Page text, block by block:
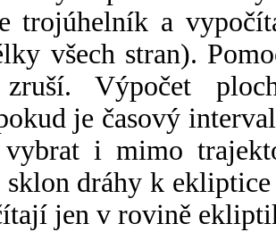
trojúhelník a
všech stran).
zruší. Výpočet
je časový
i mimo
sklon dráhy k
jen v rovině